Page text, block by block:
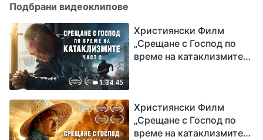
Подбрани видеоклипове
1:34:45
Християнски Филм
„Срещане с Господ по
време на катаклизмите“
Християнски Филм
„Срещане с Господ по
време на катаклизмите“